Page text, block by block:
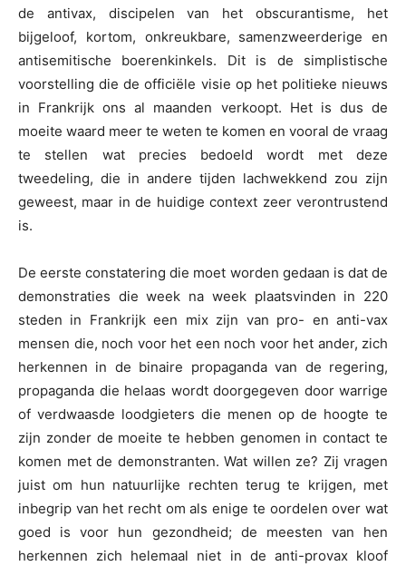
de antivax, discipelen van het obscurantisme, het
bijgeloof, kortom, onkreukbare, samenzweerderige en
antisemitische boerenkinkels. Dit is de simplistische
voorstelling die de officiële visie op het politieke nieuws
in Frankrijk ons al maanden verkoopt. Het is dus de
moeite waard meer te weten te komen en vooral de vraag
te stellen wat precies bedoeld wordt met deze
tweedeling, die in andere tijden lachwekkend zou zijn
geweest, maar in de huidige context zeer verontrustend
is.
De eerste constatering die moet worden gedaan is dat de
demonstraties die week na week plaatsvinden in 220
steden in Frankrijk een mix zijn van pro- en anti-vax
mensen die, noch voor het een noch voor het ander, zich
herkennen in de binaire propaganda van de regering,
propaganda die helaas wordt doorgegeven door warrige
of verdwaasde loodgieters die menen op de hoogte te
zijn zonder de moeite te hebben genomen in contact te
komen met de demonstranten. Wat willen ze? Zij vragen
juist om hun natuurlijke rechten terug te krijgen, met
inbegrip van het recht om als enige te oordelen over wat
goed is voor hun gezondheid; de meesten van hen
herkennen zich helemaal niet in de anti-provax kloof